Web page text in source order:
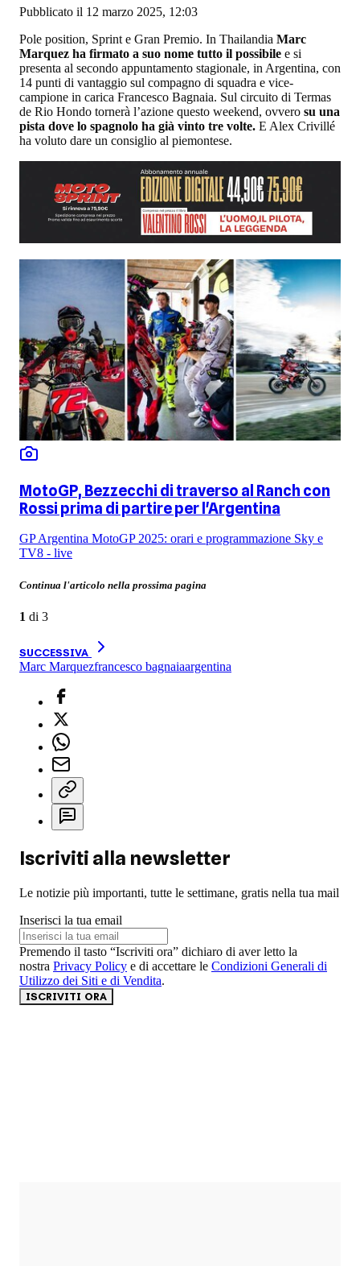
Pubblicato il 12 marzo 2025, 12:03
Pole position, Sprint e Gran Premio. In Thailandia Marc
Marquez ha firmato a suo nome tutto il possibile e si
presenta al secondo appuntamento stagionale, in Argentina, con
14 punti di vantaggio sul compagno di squadra e vice-
campione in carica Francesco Bagnaia. Sul circuito di Termas
de Rio Hondo tornerà l’azione questo weekend, ovvero su una
pista dove lo spagnolo ha già vinto tre volte. E Alex Crivillé
ha voluto dare un consiglio al piemontese.
MotoGP, Bezzecchi di traverso al Ranch con
Rossi prima di partire per l'Argentina
GP Argentina MotoGP 2025: orari e programmazione Sky e
TV8 - live
Continua l'articolo nella prossima pagina
1 di 3
SUCCESSIVA
Marc Marquezfrancesco bagnaiaargentina
Iscriviti alla newsletter
Le notizie più importanti, tutte le settimane, gratis nella tua mail
Inserisci la tua email
Premendo il tasto “Iscriviti ora” dichiaro di aver letto la
nostra Privacy Policy e di accettare le Condizioni Generali di
Utilizzo dei Siti e di Vendita.
ISCRIVITI ORA